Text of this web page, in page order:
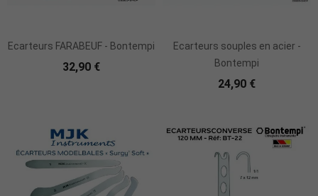
Ecarteurs FARABEUF - Bontempi
32,90 €
Ecarteurs souples en acier -
Bontempi
24,90 €